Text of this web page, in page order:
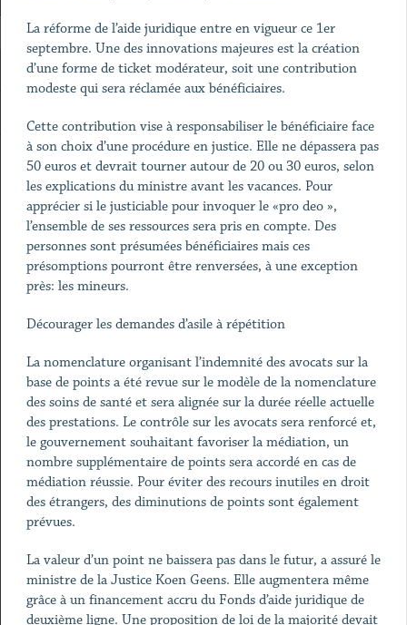
La réforme de l’aide juridique entre en vigueur ce 1er
septembre. Une des innovations majeures est la création
d’une forme de ticket modérateur, soit une contribution
modeste qui sera réclamée aux bénéficiaires.
Cette contribution vise à responsabiliser le bénéficiaire face
à son choix d’une procédure en justice. Elle ne dépassera pas
50 euros et devrait tourner autour de 20 ou 30 euros, selon
les explications du ministre avant les vacances. Pour
apprécier si le justiciable pour invoquer le «pro deo »,
l’ensemble de ses ressources sera pris en compte. Des
personnes sont présumées bénéficiaires mais ces
présomptions pourront être renversées, à une exception
près: les mineurs.
Décourager les demandes d’asile à répétition
La nomenclature organisant l’indemnité des avocats sur la
base de points a été revue sur le modèle de la nomenclature
des soins de santé et sera alignée sur la durée réelle actuelle
des prestations. Le contrôle sur les avocats sera renforcé et,
le gouvernement souhaitant favoriser la médiation, un
nombre supplémentaire de points sera accordé en cas de
médiation réussie. Pour éviter des recours inutiles en droit
des étrangers, des diminutions de points sont également
prévues.
La valeur d’un point ne baissera pas dans le futur, a assuré le
ministre de la Justice Koen Geens. Elle augmentera même
grâce à un financement accru du Fonds d’aide juridique de
deuxième ligne. Une proposition de loi de la majorité devait